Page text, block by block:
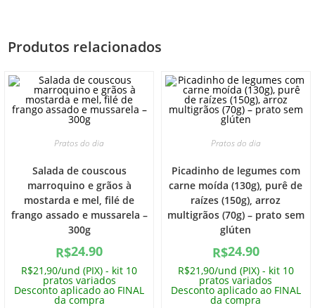
Produtos relacionados
Pratos do dia
Salada de couscous
marroquino e grãos à
mostarda e mel, filé de
frango assado e mussarela –
300g
R$24.90
R$21,90/und (PIX) - kit 10
pratos variados
Desconto aplicado ao FINAL
da compra
Pratos do dia
Picadinho de legumes com
carne moída (130g), purê de
raízes (150g), arroz
multigrãos (70g) – prato sem
glúten
R$24.90
R$21,90/und (PIX) - kit 10
pratos variados
Desconto aplicado ao FINAL
da compra